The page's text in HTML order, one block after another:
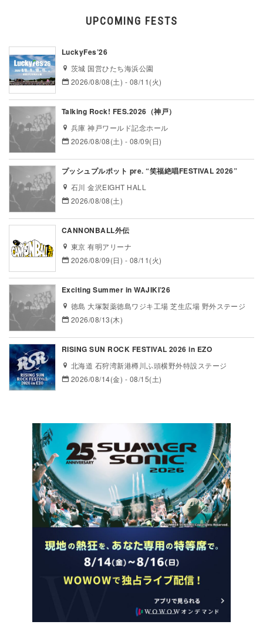
UPCOMING FESTS
LuckyFes’26
茨城 国営ひたち海浜公園
2026/08/08(土) - 08/11(火)
Talking Rock! FES.2026（神戸）
兵庫 神戸ワールド記念ホール
2026/08/08(土) - 08/09(日)
プッシュプルポット pre. “笑福絶唱FESTIVAL 2026”
石川 金沢EIGHT HALL
2026/08/08(土)
CANNONBALL外伝
東京 有明アリーナ
2026/08/09(日) - 08/11(火)
Exciting Summer in WAJIKI’26
徳島 大塚製薬徳島ワジキ工場 芝生広場 野外ステージ
2026/08/13(木)
RISING SUN ROCK FESTIVAL 2026 in EZO
北海道 石狩湾新港樽川ふ頭横野外特設ステージ
2026/08/14(金) - 08/15(土)